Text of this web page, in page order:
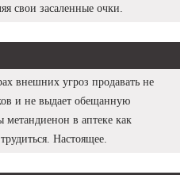
свои засаленные очки.
внешних угроз продавать не
и не выдает обещанную
метандиенон в аптеке как
Настоящее.